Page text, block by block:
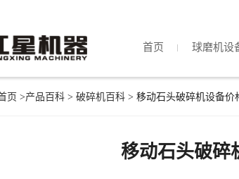
首页 球磨机设
页 >产品百科 > 破碎机百科 > 移动石头破碎机设备价
移动石头破碎